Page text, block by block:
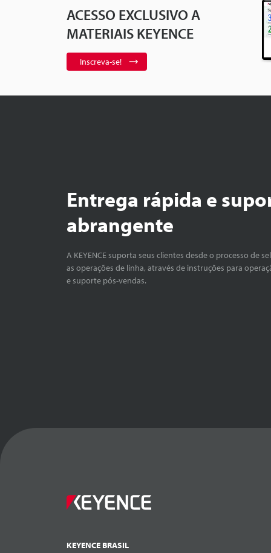
ACESSO EXCLUSIVO A
MATERIAIS KEYENCE
Inscreva-se!
Entrega rápida e
abrangente
A KEYENCE suporta seus clientes desde o processo de
as operações de linha, através de instruções para
e suporte pós-vendas.
KEYENCE BRASIL